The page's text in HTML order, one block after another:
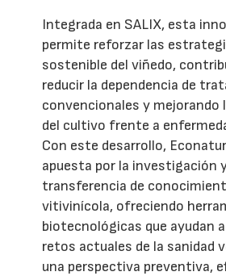
Integrada en SALIX, esta
permite reforzar las
sostenible del viñedo,
reducir la dependencia de
convencionales y mejorando
del cultivo frente a
Con este desarrollo,
apuesta por la investigación
transferencia de
vitivinícola, ofreciendo
biotecnológicas que ayudan
retos actuales de la sanidad
una perspectiva preventiva,